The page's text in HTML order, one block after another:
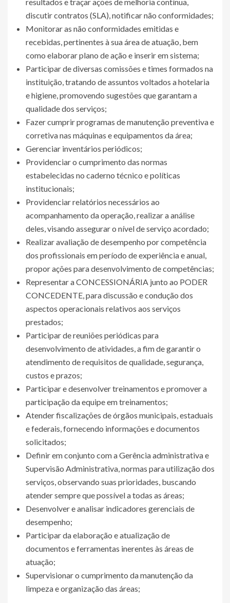
discutir contratos (SLA), notificar não conformidades;
Monitorar as não conformidades emitidas e
recebidas, pertinentes à sua área de atuação, bem
como elaborar plano de ação e inserir em sistema;
Participar de diversas comissões e times formados na
instituição, tratando de assuntos voltados a hotelaria
e higiene, promovendo sugestões que garantam a
qualidade dos serviços;
Fazer cumprir programas de manutenção preventiva e
corretiva nas máquinas e equipamentos da área;
Gerenciar inventários periódicos;
Providenciar o cumprimento das normas
estabelecidas no caderno técnico e políticas
institucionais;
Providenciar relatórios necessários ao
acompanhamento da operação, realizar a análise
deles, visando assegurar o nível de serviço acordado;
Realizar avaliação de desempenho por competência
dos profissionais em período de experiência e anual,
propor ações para desenvolvimento de competências;
Representar a CONCESSIONÁRIA junto ao PODER
CONCEDENTE, para discussão e condução dos
aspectos operacionais relativos aos serviços
prestados;
Participar de reuniões periódicas para
desenvolvimento de atividades, a fim de garantir o
atendimento de requisitos de qualidade, segurança,
custos e prazos;
Participar e desenvolver treinamentos e promover a
participação da equipe em treinamentos;
Atender fiscalizações de órgãos municipais, estaduais
e federais, fornecendo informações e documentos
solicitados;
Definir em conjunto com a Gerência administrativa e
Supervisão Administrativa, normas para utilização dos
serviços, observando suas prioridades, buscando
atender sempre que possível a todas as áreas;
Desenvolver e analisar indicadores gerenciais de
desempenho;
Participar da elaboração e atualização de
documentos e ferramentas inerentes às áreas de
atuação;
Supervisionar o cumprimento da manutenção da
limpeza e organização das áreas;